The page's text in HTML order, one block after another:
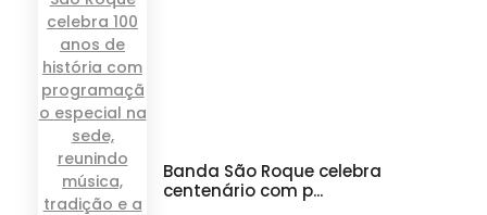
Banda São Roque celebra
centenário com p...